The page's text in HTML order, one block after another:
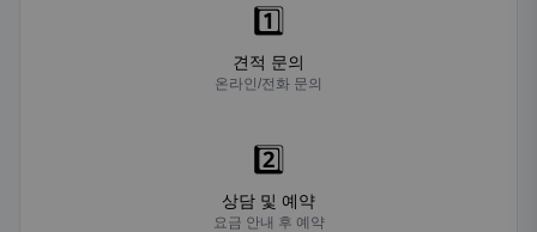
1️⃣
견적 문의
온라인/전화 문의
2️⃣
상담 및 예약
요금 안내 후 예약